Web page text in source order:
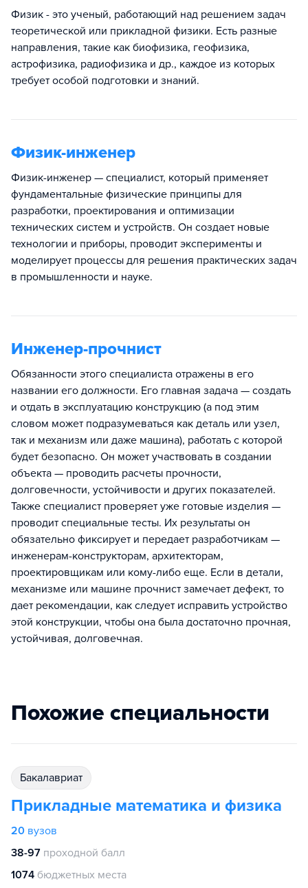
Физик - это ученый, работающий над решением задач
теоретической или прикладной физики. Есть разные
направления, такие как биофизика, геофизика,
астрофизика, радиофизика и др., каждое из которых
требует особой подготовки и знаний.
Физик-инженер
Физик-инженер — специалист, который применяет
фундаментальные физические принципы для
разработки, проектирования и оптимизации
технических систем и устройств. Он создает новые
технологии и приборы, проводит эксперименты и
моделирует процессы для решения практических задач
в промышленности и науке.
Инженер-прочнист
Обязанности этого специалиста отражены в его
названии его должности. Его главная задача — создать
и отдать в эксплуатацию конструкцию (а под этим
словом может подразумеваться как деталь или узел,
так и механизм или даже машина), работать с которой
будет безопасно. Он может участвовать в создании
объекта — проводить расчеты прочности,
долговечности, устойчивости и других показателей.
Также специалист проверяет уже готовые изделия —
проводит специальные тесты. Их результаты он
обязательно фиксирует и передает разработчикам —
инженерам-конструкторам, архитекторам,
проектировщикам или кому-либо еще. Если в детали,
механизме или машине прочнист замечает дефект, то
дает рекомендации, как следует исправить устройство
этой конструкции, чтобы она была достаточно прочная,
устойчивая, долговечная.
Похожие специальности
бакалавриат
Прикладные математика и физика
20 вузов
38-97 проходной балл
1074 бюджетных места